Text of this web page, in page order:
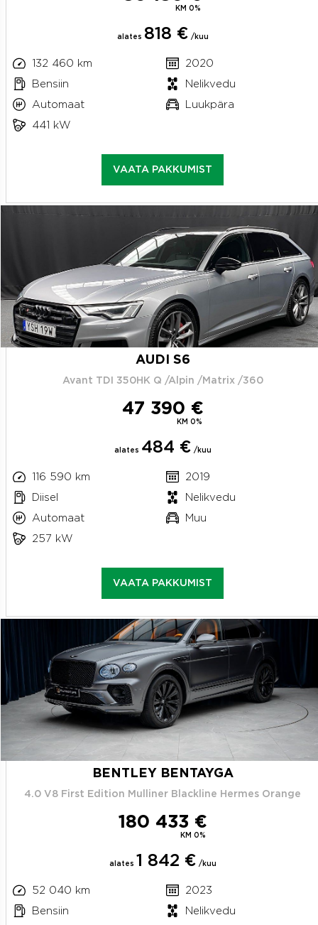
KM 0%
alates 818 € /kuu
132 460 km
2020
Bensiin
Nelikvedu
Automaat
Luukpära
441 kW
VAATA PAKKUMIST
AUDI S6
Avant TDI 350HK Q /Alpin /Matrix /360
47 390 €
KM 0%
alates 484 € /kuu
116 590 km
2019
Diisel
Nelikvedu
Automaat
Muu
257 kW
VAATA PAKKUMIST
BENTLEY BENTAYGA
4.0 V8 First Edition Mulliner Blackline Hermes Orange
180 433 €
KM 0%
alates 1 842 € /kuu
52 040 km
2023
Bensiin
Nelikvedu